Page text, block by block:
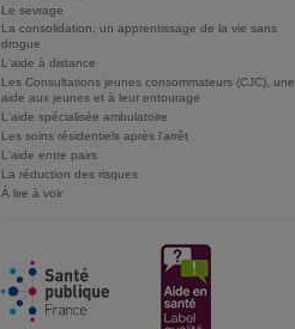
Le sevrage
La consolidation, un apprentissage de la vie sans
drogue
L'aide à distance
Les Consultations jeunes consommateurs (CJC), une
aide aux jeunes et à leur entourage
L'aide spécialisée ambulatoire
Les soins résidentiels après l'arrêt
L'aide entre pairs
La réduction des risques
À lire à voir